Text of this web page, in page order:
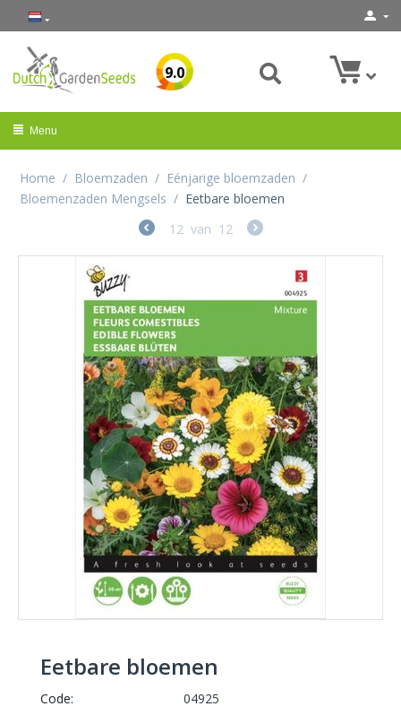
9.0
Menu
Home / Bloemzaden / Eénjarige bloemzaden /
Bloemenzaden Mengsels / Eetbare bloemen
12 van 12
Eetbare bloemen
Code: 04925